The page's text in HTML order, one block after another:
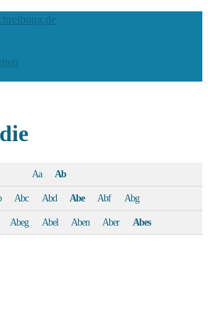
Aa Ab
Abc Abd Abe Abf Abg
Abeg Abel Aben Aber Abes